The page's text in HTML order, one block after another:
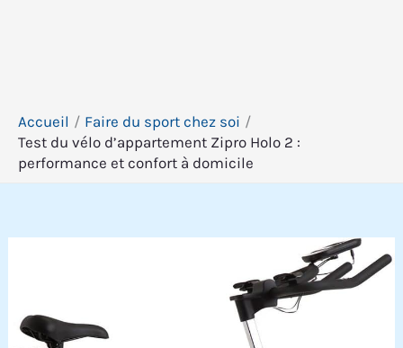
Accueil
Faire du sport chez soi
Test du vélo d’appartement Zipro Holo 2 :
performance et confort à domicile